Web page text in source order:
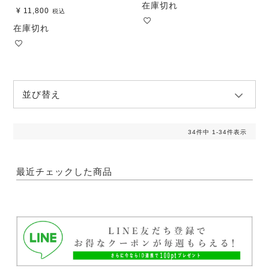
¥ 11,800 税込
在庫切れ
在庫切れ
並び替え
34件中 1-34件表示
最近チェックした商品